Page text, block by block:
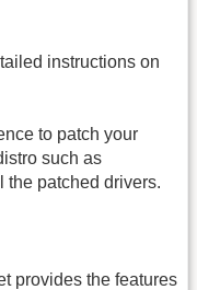
instructions on
to patch your
such as
the patched drivers.
provides the features